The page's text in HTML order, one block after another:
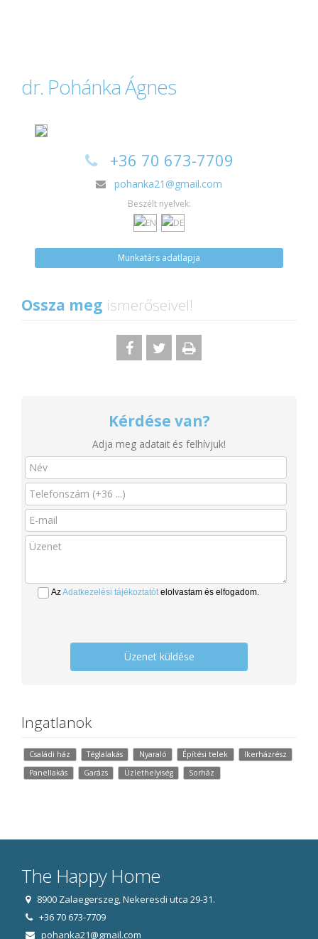
dr. Pohánka Ágnes
+36 70 673-7709
pohanka21@gmail.com
Beszélt nyelvek:
Munkatárs adatlapja
Ossza meg ismerőseivel!
Kérdése van?
Adja meg adatait és felhívjuk!
AzAdatkezelési tájékoztatótelolvastam és elfogadom.
Üzenet küldése
Ingatlanok
Családi ház Téglalakás Nyaraló Építési telek
Ikerházrész
Panellakás
Garázs Üzlethelyiség Sorház
The Happy Home
8900 Zalaegerszeg, Nekeresdi utca 29-31.
+36 70 673-7709
pohanka21@gmail.com